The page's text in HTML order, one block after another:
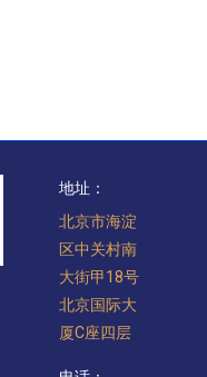
地址：
北京市海淀
区中关村南
大街甲18号
北京国际大
厦C座四层